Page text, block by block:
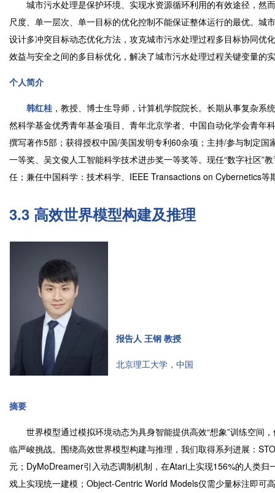
城市污水处理是保护环境、实现水资源循环利用的有效途径，然
尺度、单一层次、单一目标的优化控制不能保证整体运行的最优。
设计多冲突目标动态优化方法，攻克城市污水处理过程多目标协同
效益与安全之间的多目标优化，解决了城市污水处理过程关键变量
个人简介
韩红桂 ，教授、博士生导师，计算机学院院长。长期从事复杂
然科学基金优秀青年基金项目、青年北京学者、中国自动化学会青
撰写著作5部；获得授权中国/美国发明专利60余项；主持/参与制定
一等奖、吴文俊人工智能科学技术进步奖一等奖等。现任“数字社区”
任；兼任中国科学：技术科学、IEEE Transactions on Cybernetics等
3.3 高效世界模型构建及推理
报告人 王钢 教授
北京理工大学，中国
摘要
世界模型通过模拟环境动态为具身智能提供高效“想象”训练空间
临严峻挑战。围绕高效世界模型构建与推理，我们取得系列进展：
元；DyMoDreamer引入动态调制机制，在Atari上实现156%的人类
戏上实现统一建模；Object-Centric World Models仅需少量标注即可